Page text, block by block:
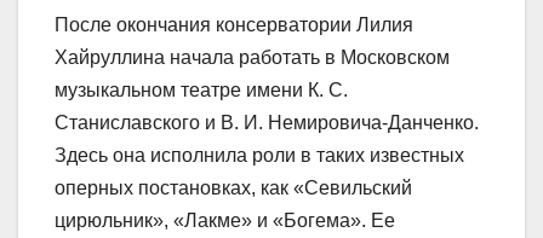
После окончания консерватории Лилия
Хайруллина начала работать в Московском
музыкальном театре имени К. С.
Станиславского и В. И. Немировича-Данченко.
Здесь она исполнила роли в таких известных
оперных постановках, как «Севильский
цирюльник», «Лакме» и «Богема». Ее